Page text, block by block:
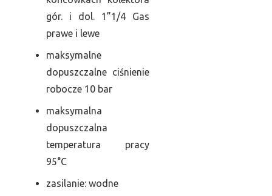
gór. i dol. 1”1/4 Gas
prawe i lewe
maksymalne
dopuszczalne ciśnienie
robocze 10 bar
maksymalna
dopuszczalna
temperatura pracy
95°C
zasilanie: wodne